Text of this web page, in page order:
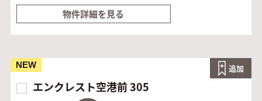
物件詳細を見る
エンクレスト空港前 305
NEW 追加